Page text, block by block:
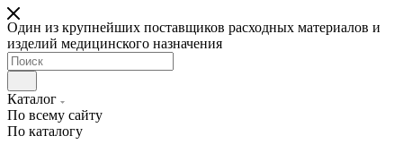
Один из крупнейших поставщиков расходных материалов и
изделий медицинского назначения
Каталог
По всему сайту
По каталогу